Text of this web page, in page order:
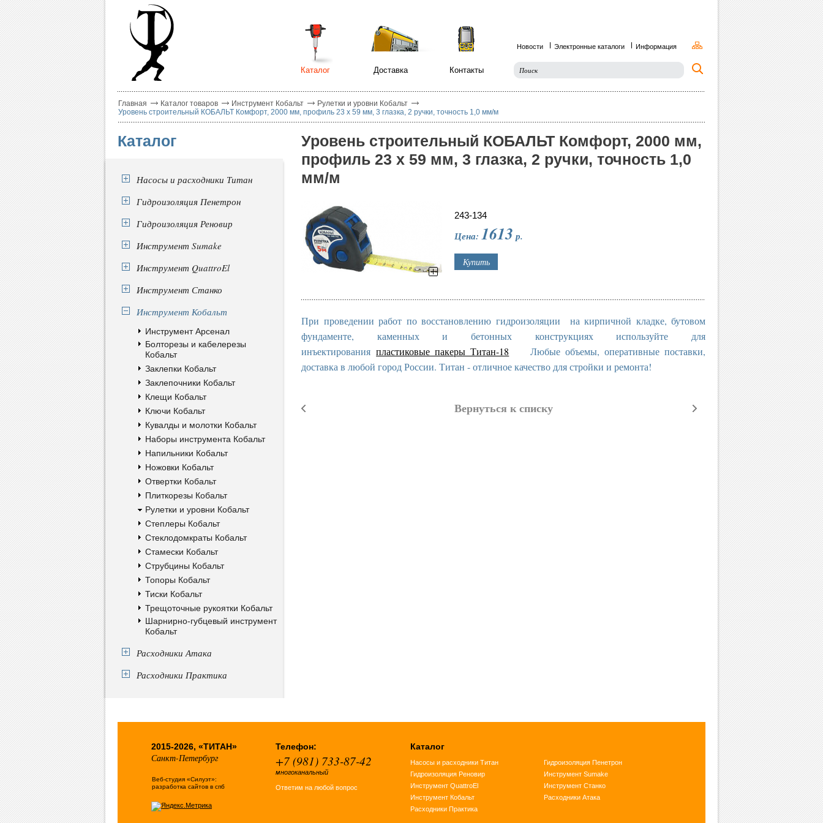
Каталог Доставка Контакты
Новости Электронные каталоги Информация
Главная Каталог товаров Инструмент Кобальт
Рулетки и уровни Кобальт
Уровень строительный КОБАЛЬТ Комфорт, 2000 мм, профиль 23 x 59 мм, 3 глазка, 2 ручки, точность 1,0 мм/м
Каталог
Насосы и расходники Титан
Гидроизоляция Пенетрон
Гидроизоляция Реновир
Инструмент Sumake
Инструмент QuattroEl
Инструмент Станко
Инструмент Кобальт
Инструмент Арсенал
Болторезы и кабелерезы
Кобальт
Заклепки Кобальт
Заклепочники Кобальт
Клещи Кобальт
Ключи Кобальт
Кувалды и молотки Кобальт
Наборы инструмента Кобальт
Напильники Кобальт
Ножовки Кобальт
Отвертки Кобальт
Плиткорезы Кобальт
Рулетки и уровни Кобальт
Степлеры Кобальт
Стеклодомкраты Кобальт
Стамески Кобальт
Струбцины Кобальт
Топоры Кобальт
Тиски Кобальт
Трещоточные рукоятки Кобальт
Шарнирно-губцевый инструмент
Кобальт
Расходники Атака
Расходники Практика
Уровень строительный КОБАЛЬТ Комфорт, 2000 мм,
профиль 23 x 59 мм, 3 глазка, 2 ручки, точность 1,0
мм/м
243-134
Цена: 1613 р.
При проведении работ по восстановлению гидроизоляции на кирпичной кладке, бутовом
фундаменте, каменных и бетонных конструкциях используйте для
инъектированияпластиковые пакеры Титан-18 Любые объемы, оперативные поставки,
доставка в любой город России. Титан - отличное качество для стройки и ремонта!
Вернуться к списку
2015-2026, «ТИТАН»
Санкт-Петербург
Веб-студия «Силуэт»:
разработка сайтов в спб
Телефон:
+7 (981) 733-87-42
многоканальный
Ответим на любой вопрос
Каталог
Насосы и расходники Титан
Гидроизоляция Пенетрон
Гидроизоляция Реновир
Инструмент Sumake
Инструмент QuattroEl
Инструмент Станко
Инструмент Кобальт
Расходники Атака
Расходники Практика